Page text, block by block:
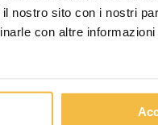
nostro sito con i nostri
con altre
filiale di Malagnino con
di fronte alla sfida della
(che è anche